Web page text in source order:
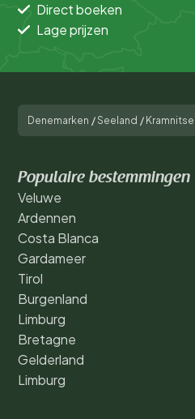
Direct boeken
Lage prijzen
Denemarken /Seeland / Kramnitse
Populaire bestemmingen
Veluwe
Ardennen
Costa Blanca
Gardameer
Tirol
Burgenland
Limburg
Bretagne
Gelderland
Limburg